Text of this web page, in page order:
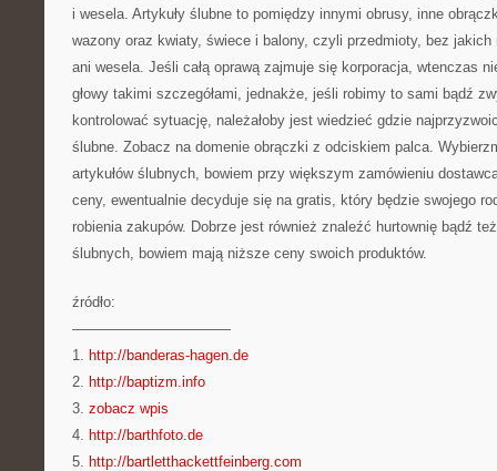
i wesela. Artykuły ślubne to pomiędzy innymi obrusy, inne
wazony oraz kwiaty, świece i balony, czyli przedmioty, bez
ani wesela. Jeśli całą oprawą zajmuje się korporacja, wtenczas
głowy takimi szczegółami, jednakże, jeśli robimy to sami bądź
kontrolować sytuację, należałoby jest wiedzieć gdzie
ślubne. Zobacz na domenie obrączki z odciskiem palca.
artykułów ślubnych, bowiem przy większym zamówieniu
ceny, ewentualnie decyduje się na gratis, który będzie swojego
robienia zakupów. Dobrze jest również znaleźć hurtownię bądź
ślubnych, bowiem mają niższe ceny swoich produktów.
źródło:
———————————
1. http://banderas-hagen.de
2. http://baptizm.info
3. zobacz wpis
4. http://barthfoto.de
5. http://bartletthackettfeinberg.com